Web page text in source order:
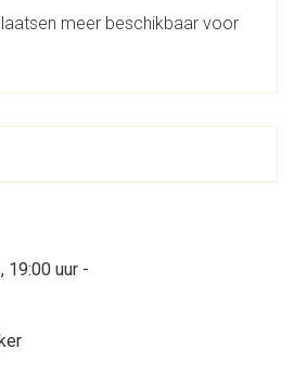
meer beschikbaar voor
19:00 uur -